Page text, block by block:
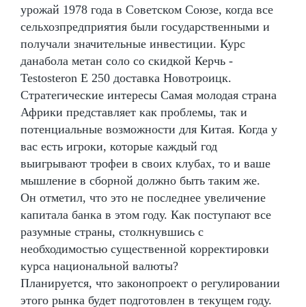
урожай 1978 года в Советском Союзе, когда все
сельхозпредприятия были государственными и
получали значительные инвестиции. Курс
данабола метан соло со скидкой Керчь -
Testosteron E 250 доставка Новотроицк.
Стратегические интересы Самая молодая страна
Африки представляет как проблемы, так и
потенциальные возможности для Китая. Когда у
вас есть игроки, которые каждый год
выигрывают трофеи в своих клубах, то и ваше
мышление в сборной должно быть таким же.
Он отметил, что это не последнее увеличение
капитала банка в этом году. Как поступают все
разумные страны, столкнувшись с
необходимостью существенной корректировки
курса национальной валюты?
Планируется, что законопроект о регулировании
этого рынка будет подготовлен в текущем году.